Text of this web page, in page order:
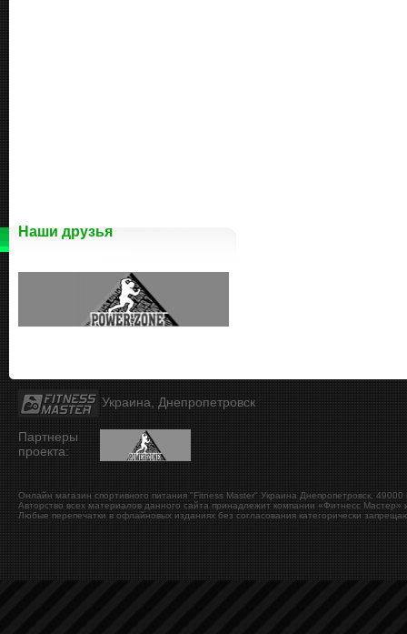
Наши друзья
Украина, Днепропетровск
Партнеры
проекта:
Онлайн магазин спортивного питания "Fitness Master" Украина Днепропетровск 49000
Авторство всех материалов данного сайта принадлежит компании «Фитнесс Мастер»
Любые перепечатки в офлайновых изданиях без согласования категорически